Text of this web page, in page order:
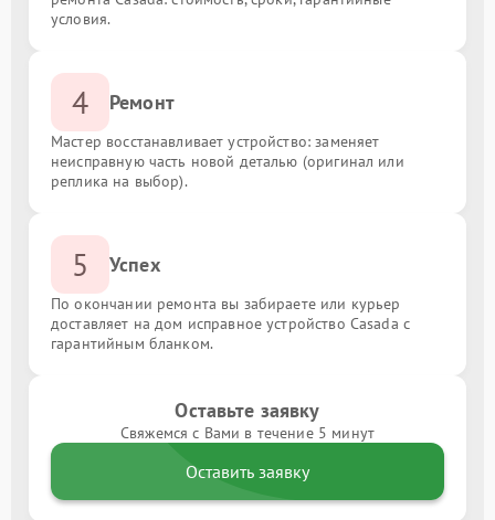
условия.
4 Ремонт
Мастер восстанавливает устройство: заменяет
неисправную часть новой деталью (оригинал или
реплика на выбор).
5 Успех
По окончании ремонта вы забираете или курьер
доставляет на дом исправное устройство Casada с
гарантийным бланком.
Оставьте заявку
Свяжемся с Вами в течение 5 минут
Оставить заявку